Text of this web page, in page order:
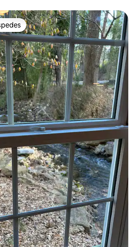
dos hóspedes